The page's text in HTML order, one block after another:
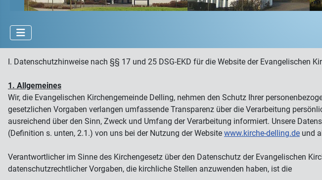
I. Datenschutzhinweise nach §§ 17 und 25 DSG-EKD für die Website der Evangelischen
1. Allgemeines
Wir, die Evangelischen Kirchengemeinde Delling, nehmen den Schutz Ihrer
gesetzlichen Vorgaben verlangen umfassende Transparenz über die Verarbeitung
ausreichend über den Sinn, Zweck und Umfang der Verarbeitung informiert. Unsere
(Definition s. unten, 2.1.) von uns bei der Nutzung der Website www.kirche-delling.de und
Verantwortlicher im Sinne des Kirchengesetz über den Datenschutz der Evangelischen
datenschutzrechtlicher Vorgaben, die kirchliche Stellen anzuwenden haben, ist die